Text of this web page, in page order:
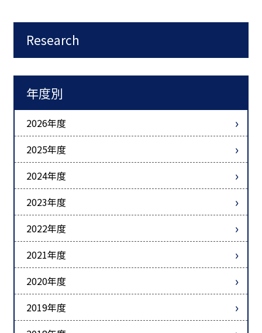
Research
年度別
2026年度
2025年度
2024年度
2023年度
2022年度
2021年度
2020年度
2019年度